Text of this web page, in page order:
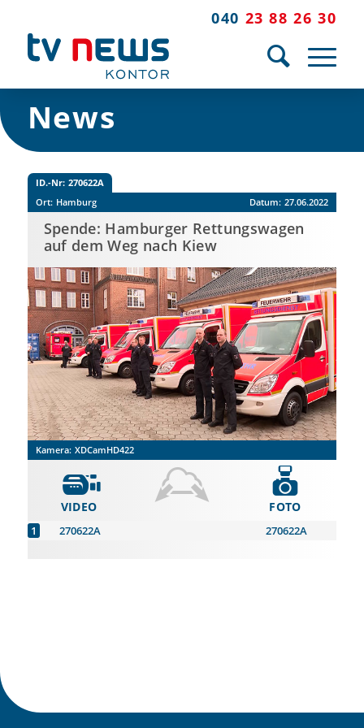
040 23 88 26 30
News
ID.-Nr: 270622A
Ort: Hamburg Datum: 27.06.2022
Spende: Hamburger Rettungswagen
auf dem Weg nach Kiew
Kamera: XDCamHD422
VIDEO
270622A
FOTO
270622A